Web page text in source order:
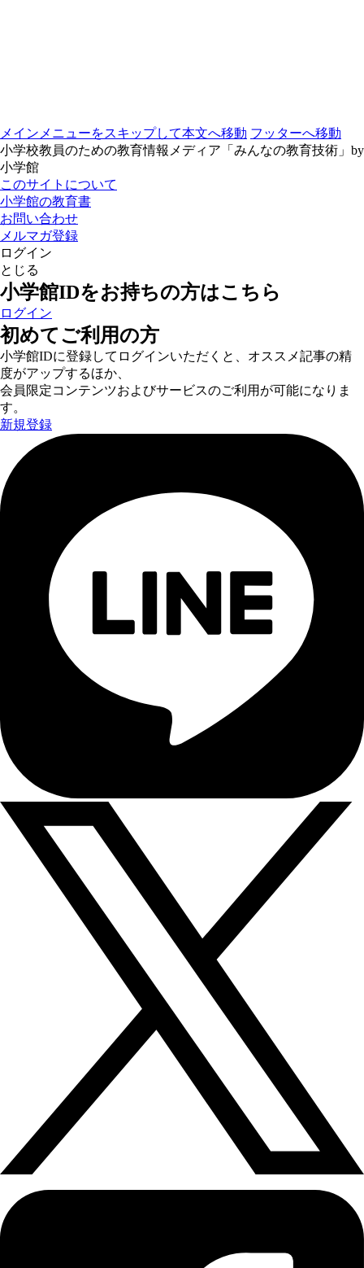
メインメニューをスキップして本文へ移動 フッターへ移動
小学校教員のための教育情報メディア「みんなの教育技術」by
小学館
このサイトについて
小学館の教育書
お問い合わせ
メルマガ登録
ログイン
とじる
小学館IDをお持ちの方はこちら
ログイン
初めてご利用の方
小学館IDに登録してログインいただくと、オススメ記事の精
度がアップするほか、
会員限定コンテンツおよびサービスのご利用が可能になりま
す。
新規登録